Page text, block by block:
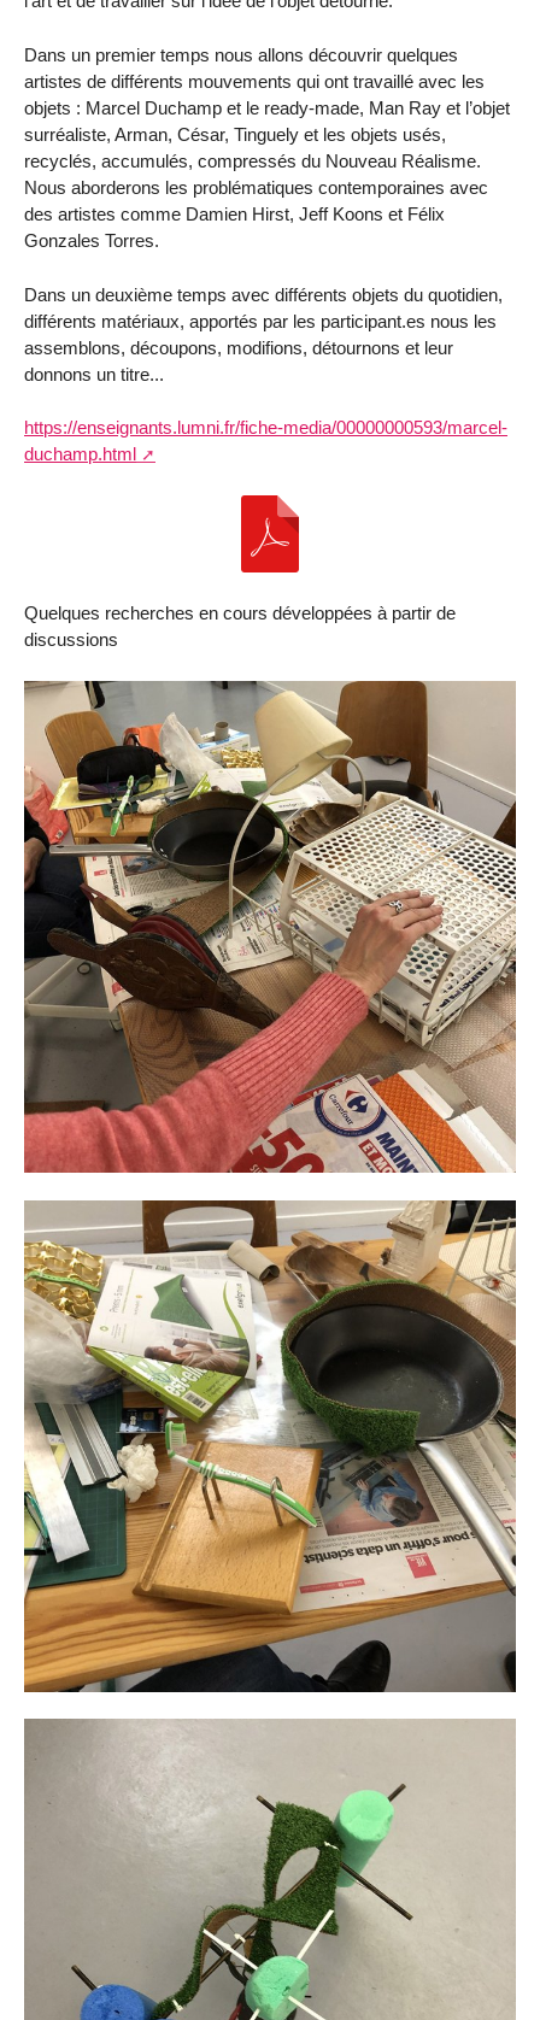
Dans un premier temps nous allons découvrir quelques
artistes de différents mouvements qui ont travaillé avec les
objets : Marcel Duchamp et le ready-made, Man Ray et l’objet
surréaliste, Arman, César, Tinguely et les objets usés,
recyclés, accumulés, compressés du Nouveau Réalisme.
Nous aborderons les problématiques contemporaines avec
des artistes comme Damien Hirst, Jeff Koons et Félix
Gonzales Torres.
Dans un deuxième temps avec différents objets du quotidien,
différents matériaux, apportés par les participant.es nous les
assemblons, découpons, modifions, détournons et leur
donnons un titre...
https://enseignants.lumni.fr/fiche-media/00000000593/marcel-
duchamp.html
Quelques recherches en cours développées à partir de
discussions